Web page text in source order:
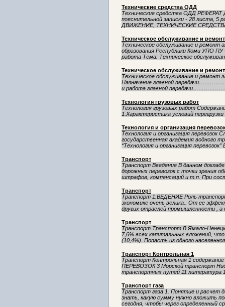
Технические средства ОДД
Технические средства ОДД РЕФЕРАТ
пояснительной записки - 28 листа,
ДВИЖЕНИЕ, ТЕХНИЧЕСКИЕ
Техническое обслуживание и
Техническое обслуживание и
образования Республики Коми УПО ПУ
работа Тема: Техническое
Техническое обслуживание и
Техническое обслуживание и ремонт
Назначение главной
и работа главной
Технология грузовых работ
Технология грузовых работ
1.Характеристика условий
Технология и организация
Технология и организация перевозок
государственная академия водного
“Технология и организация
Транспорт
Транспорт Введение В данном
дорожных перевозок с точки зрения
штрафов, компенсаций и т.п. При
Транспорт
Транспорт 1.ВЕДЕНИЕ Роль
экономике очень велика.. От ее
других отраслей промышленности , а
Транспорт
Транспорт Транспорт В Ямало-
7,6% всех капитальных вложений,
(10,4%). Попасть из одного
Транспорт Контрольная 1
Транспорт Контрольная 1
ПЕРЕВОЗОК 3 Морской транспорт
транспортных путей 11 литература
Транспорт газа
Транспорт газа 1. Понятие и расчет
знать, какую сумму нужно вложить
сегодня, чтобы через определенный